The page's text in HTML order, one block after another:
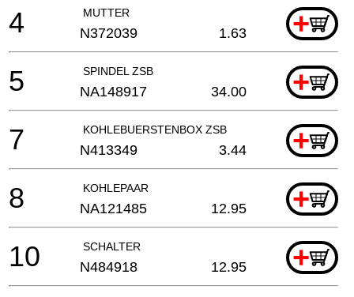
MUTTER +
4 N372039 1.63
SPINDEL ZSB +
5 NA148917 34.00
KOHLEBUERSTENBOX ZSB +
7 N413349 3.44
KOHLEPAAR +
8 NA121485 12.95
SCHALTER +
10 N484918 12.95